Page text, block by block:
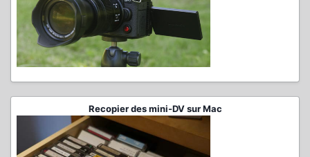
Recopier des mini-DV sur Mac